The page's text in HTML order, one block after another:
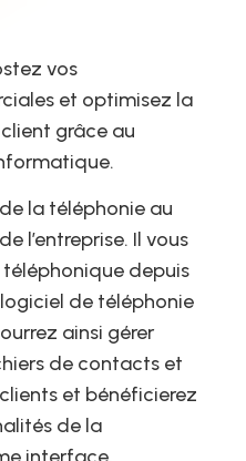
vos
et optimisez la
grâce au
la téléphonie au
l’entreprise. Il vous
depuis
de téléphonie
ainsi gérer
de contacts et
et bénéficierez
de la